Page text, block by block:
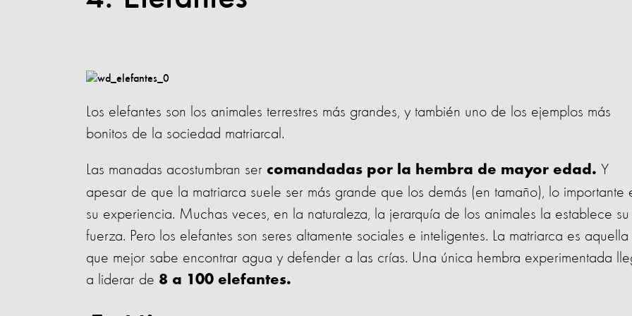
Los elefantes son los animales terrestres más grandes, y también uno de los ejemplos más
bonitos de la sociedad matriarcal.
Las manadas acostumbran ser comandadas por la hembra de mayor edad. Y
apesar de que la matriarca suele ser más grande que los demás (en tamaño), lo importante
su experiencia. Muchas veces, en la naturaleza, la jerarquía de los animales la establece su
fuerza. Pero los elefantes son seres altamente sociales e inteligentes. La matriarca es aquella
que mejor sabe encontrar agua y defender a las crías. Una única hembra experimentada
a liderar de 8 a 100 elefantes.